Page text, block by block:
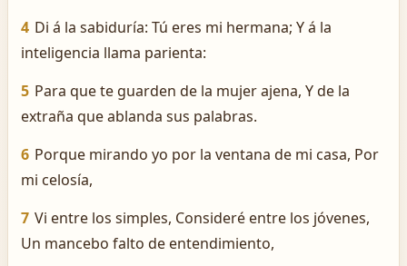
4 Di á la sabiduría: Tú eres mi hermana; Y á la
inteligencia llama parienta:
5 Para que te guarden de la mujer ajena, Y de la
extraña que ablanda sus palabras.
6 Porque mirando yo por la ventana de mi casa, Por
mi celosía,
7 Vi entre los simples, Consideré entre los jóvenes,
Un mancebo falto de entendimiento,